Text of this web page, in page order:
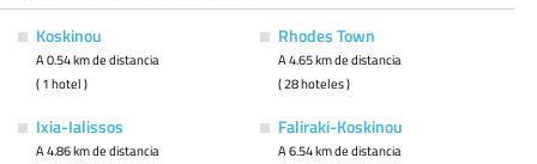
Koskinou
A 0.54 km de distancia
( 1 hotel )
Rhodes Town
A 4.65 km de distancia
( 28 hoteles )
Ixia-Ialissos
A 4.86 km de distancia
Faliraki-Koskinou
A 6.54 km de distancia